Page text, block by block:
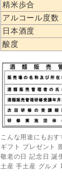
精米歩合
アルコール度数
日本酒度
酸度
こんな用途にもおす
ギフト プレゼント
敬老の日 記念日 誕
土産 手土産 グルメ